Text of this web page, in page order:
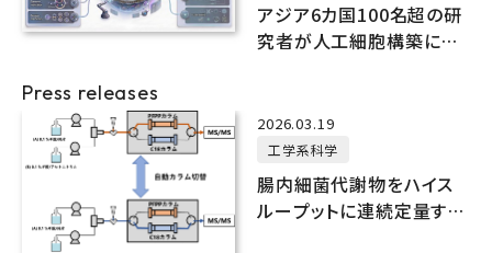
アジア6カ国100名超の研
究者が人工細胞構築に向
Press releases
2026.03.19
工学系科学
腸内細菌代謝物をハイス
ループットに連続定量する